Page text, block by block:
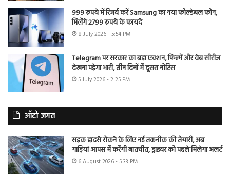
999 रुपये में रिजर्व करें Samsung का नया फोल्डेबल फोन,
मिलेंगे 2799 रुपये के फायदे
8 July 2026 - 5:54 PM
Telegram पर सरकार का बड़ा एक्शन, फिल्में और वेब सीरीज
देखना पड़ेगा भारी, तीन दिनों में दूसरा नोटिस
5 July 2026 - 2:25 PM
ऑटो जगत
सड़क हादसे रोकने के लिए नई तकनीक की तैयारी, अब
गाड़ियां आपस में करेंगी बातचीत, ड्राइवर को पहले मिलेगा अलर्ट
6 August 2026 - 5:33 PM